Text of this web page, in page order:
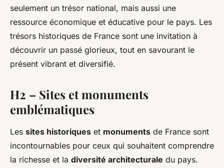
seulement un trésor national, mais aussi une
ressource économique et éducative pour le pays. Les
trésors historiques de France sont une invitation à
découvrir un passé glorieux, tout en savourant le
présent vibrant et diversifié.
H2 – Sites et monuments
emblématiques
Les sites historiques et monuments de France sont
incontournables pour ceux qui souhaitent comprendre
la richesse et la diversité architecturale du pays.